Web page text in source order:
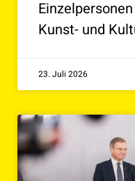
Kunst- und
23. Juli 2026